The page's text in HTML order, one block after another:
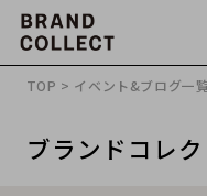
TOP > イベント&ブログ一
ブランドコレ